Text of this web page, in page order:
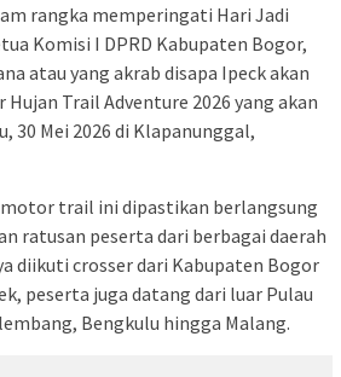
rangka memperingati Hari Jadi
Komisi I DPRD Kabupaten Bogor,
atau yang akrab disapa Ipeck akan
Trail Adventure 2026 yang akan
30 Mei 2026 di Klapanunggal,
trail ini dipastikan berlangsung
ratusan peserta dari berbagai daerah
diikuti crosser dari Kabupaten Bogor
peserta juga datang dari luar Pulau
Bengkulu hingga Malang.